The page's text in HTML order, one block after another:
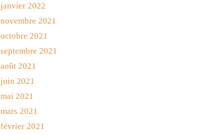
janvier 2022
novembre 2021
octobre 2021
septembre 2021
août 2021
juin 2021
mai 2021
mars 2021
février 2021